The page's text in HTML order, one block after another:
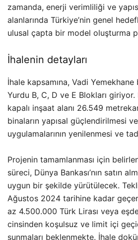
zamanda, enerji verimliliği ve
alanlarında Türkiye’nin genel
ulusal çapta bir model oluşturma
İhalenin detayları
İhale kapsamına, Vadi
Yurdu B, C, D ve E Blokları
kapalı inşaat alanı 26.549
binaların yapısal güçlendirilmesi
uygulamalarının yenilenmesi ve
Projenin tamamlanması için
süreci, Dünya Bankası’nın satın
uygun bir şekilde yürütülecek.
Ağustos 2024 tarihine kadar
az 4.500.000 Türk Lirası veya
cinsinden koşulsuz ve limit içi
sunmaları beklenmekte. İhale